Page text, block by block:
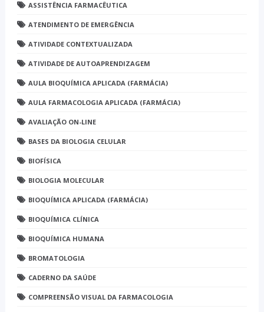
ASSISTÊNCIA FARMACÊUTICA
ATENDIMENTO DE EMERGÊNCIA
ATIVIDADE CONTEXTUALIZADA
ATIVIDADE DE AUTOAPRENDIZAGEM
AULA BIOQUÍMICA APLICADA (FARMÁCIA)
AULA FARMACOLOGIA APLICADA (FARMÁCIA)
AVALIAÇÃO ON-LINE
BASES DA BIOLOGIA CELULAR
BIOFÍSICA
BIOLOGIA MOLECULAR
BIOQUÍMICA APLICADA (FARMÁCIA)
BIOQUÍMICA CLÍNICA
BIOQUÍMICA HUMANA
BROMATOLOGIA
CADERNO DA SAÚDE
COMPREENSÃO VISUAL DA FARMACOLOGIA